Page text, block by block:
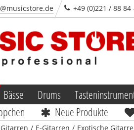
+49 (0)221 / 88 84
Bässe Drums
Neue Produkte
Gitarren / E-Gitarren / Exotische